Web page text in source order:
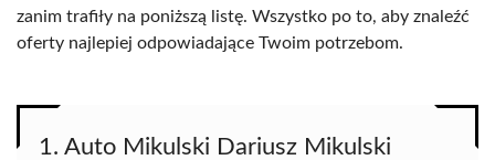
zanim trafiły na poniższą listę. Wszystko po to, aby znaleźć
oferty najlepiej odpowiadające Twoim potrzebom.
1. Auto Mikulski Dariusz Mikulski